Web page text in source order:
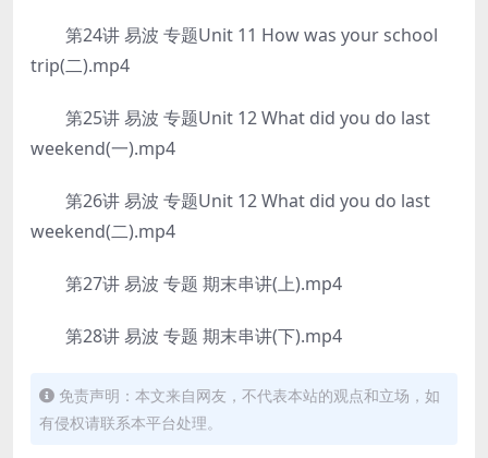
第24讲 易波 专题Unit 11 How was your school
trip(二).mp4
第25讲 易波 专题Unit 12 What did you do last
weekend(一).mp4
第26讲 易波 专题Unit 12 What did you do last
weekend(二).mp4
第27讲 易波 专题 期末串讲(上).mp4
第28讲 易波 专题 期末串讲(下).mp4
免责声明：本文来自网友，不代表本站的观点和立场，如
有侵权请联系本平台处理。